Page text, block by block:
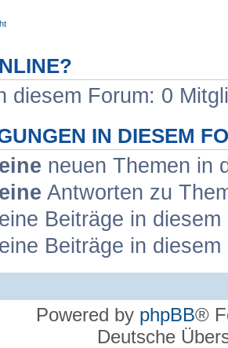
diesem Forum: 0
IN DIESEM
neuen Themen in
Antworten zu
Beiträge in
Beiträge in
Powered by phpBB®
Deutsche